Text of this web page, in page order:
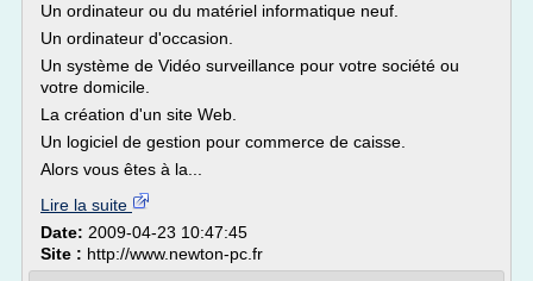
Un ordinateur ou du matériel informatique neuf.
Un ordinateur d'occasion.
Un système de Vidéo surveillance pour votre société ou
votre domicile.
La création d'un site Web.
Un logiciel de gestion pour commerce de caisse.
Alors vous êtes à la...
Lire la suite
Date: 2009-04-23 10:47:45
Site : http://www.newton-pc.fr